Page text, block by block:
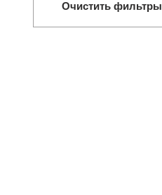
Очистить фильтры